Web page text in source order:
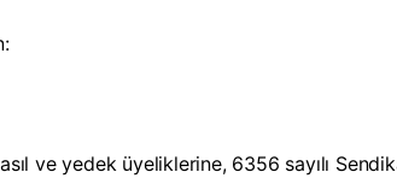
ve yedek üyeliklerine, 6356 sayılı